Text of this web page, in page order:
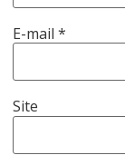
E-mail*
Site